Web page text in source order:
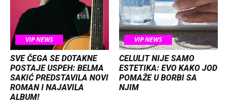
VIP NEWS
SVE ČEGA SE DOTAKNE
POSTAJE USPEH: BELMA
SAKIĆ PREDSTAVILA NOVI
ROMAN I NAJAVILA
ALBUM!
VIP NEWS
CELULIT NIJE SAMO
ESTETIKA: EVO KAKO JOD
POMAŽE U BORBI SA
NJIM